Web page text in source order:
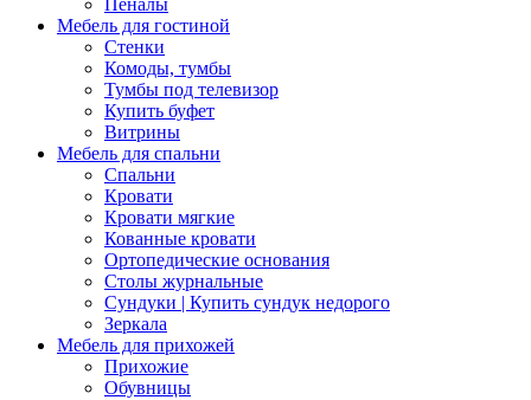
Пеналы
Мебель для гостиной
Стенки
Комоды, тумбы
Тумбы под телевизор
Купить буфет
Витрины
Мебель для спальни
Спальни
Кровати
Кровати мягкие
Кованные кровати
Ортопедические основания
Столы журнальные
Сундуки | Купить сундук недорого
Зеркала
Мебель для прихожей
Прихожие
Обувницы